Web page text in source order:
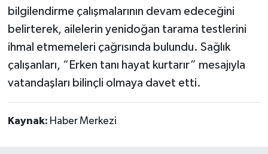
bilgilendirme çalışmalarının devam edeceğini
belirterek, ailelerin yenidoğan tarama testlerini
ihmal etmemeleri çağrısında bulundu. Sağlık
çalışanları, “Erken tanı hayat kurtarır” mesajıyla
vatandaşları bilinçli olmaya davet etti.
Kaynak: Haber Merkezi